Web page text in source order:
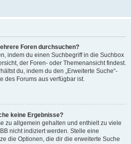
Foren durchsuchen?
indem du einen Suchbegriff in die Suchbox
der Foren- oder Themenansicht findest.
du, indem du den „Erweiterte Suche“-
des Forums aus verfügbar ist.
keine Ergebnisse?
zu allgemein gehalten und enthielt zu viele
nicht indiziert werden. Stelle eine
die Optionen, die dir die erweiterte Suche